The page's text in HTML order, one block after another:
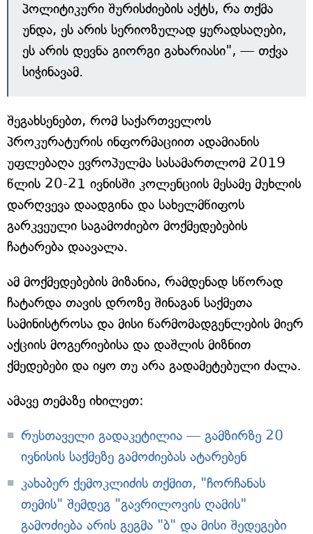
პოლიტიკური შურისძიების აქტს, რა თქმა
უნდა, ეს არის სერიოზულად ყურადსაღები,
ეს არის დევნა გიორგი გახარიასი", — თქვა
სიჭინავამ.
შეგახსენებთ, რომ საქართველოს
პროკურატურის ინფორმაციით ადამიანის
უფლებაღა ევროპულმა სასამართლომ 2019
წლის 20-21 ივნისში კოლენციის მესამე მუხლის
დარღვევა დაადგინა და სახელმწიფოს
გარკვეული საგამოძიებო მოქმედებების
ჩატარება დაავალა.
ამ მოქმედებების მიზანია, რამდენად სწორად
ჩატარდა თავის დროზე შინაგან საქმეთა
სამინისტროსა და მისი წარმომადგენლების მიერ
აქციის მოგერიებისა და დაშლის მიზნით
ქმედებები და იყო თუ არა გადამეტებული ძალა.
ამავე თემაზე იხილეთ:
რუსთაველი გადაკეტილია — გამზირზე 20
ივნისის საქმეზე გამოძიებას ატარებენ
კახაბერ ქემოკლიძის თქმით, "ჩორჩანას
თემის" შემდეგ "გავრილოვის ღამის"
გამოძიება არის გეგმა "ბ" და მისი შედეგები